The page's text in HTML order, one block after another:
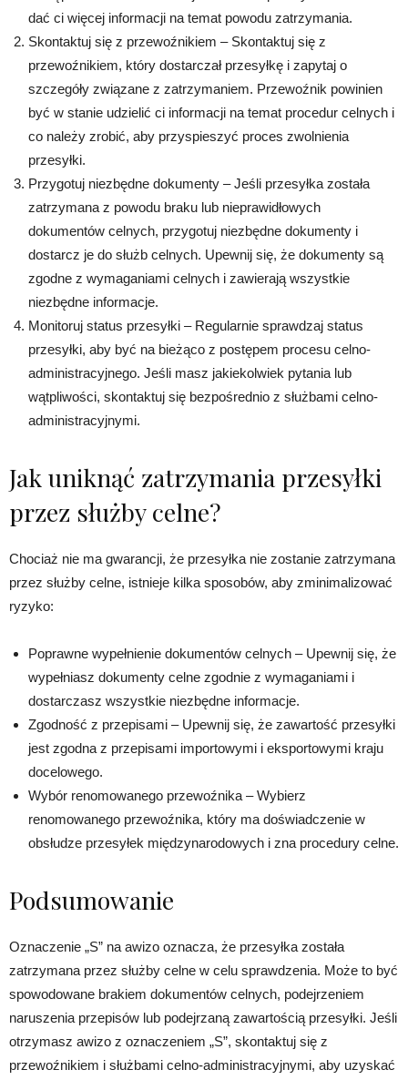
dać ci więcej informacji na temat powodu zatrzymania.
Skontaktuj się z przewoźnikiem – Skontaktuj się z
przewoźnikiem, który dostarczał przesyłkę i zapytaj o
szczegóły związane z zatrzymaniem. Przewoźnik powinien
być w stanie udzielić ci informacji na temat procedur celnych i
co należy zrobić, aby przyspieszyć proces zwolnienia
przesyłki.
Przygotuj niezbędne dokumenty – Jeśli przesyłka została
zatrzymana z powodu braku lub nieprawidłowych
dokumentów celnych, przygotuj niezbędne dokumenty i
dostarcz je do służb celnych. Upewnij się, że dokumenty są
zgodne z wymaganiami celnych i zawierają wszystkie
niezbędne informacje.
Monitoruj status przesyłki – Regularnie sprawdzaj status
przesyłki, aby być na bieżąco z postępem procesu celno-
administracyjnego. Jeśli masz jakiekolwiek pytania lub
wątpliwości, skontaktuj się bezpośrednio z służbami celno-
administracyjnymi.
Jak uniknąć zatrzymania przesyłki
przez służby celne?
Chociaż nie ma gwarancji, że przesyłka nie zostanie zatrzymana
przez służby celne, istnieje kilka sposobów, aby zminimalizować
ryzyko:
Poprawne wypełnienie dokumentów celnych – Upewnij się, że
wypełniasz dokumenty celne zgodnie z wymaganiami i
dostarczasz wszystkie niezbędne informacje.
Zgodność z przepisami – Upewnij się, że zawartość przesyłki
jest zgodna z przepisami importowymi i eksportowymi kraju
docelowego.
Wybór renomowanego przewoźnika – Wybierz
renomowanego przewoźnika, który ma doświadczenie w
obsłudze przesyłek międzynarodowych i zna procedury celne.
Podsumowanie
Oznaczenie „S” na awizo oznacza, że przesyłka została
zatrzymana przez służby celne w celu sprawdzenia. Może to być
spowodowane brakiem dokumentów celnych, podejrzeniem
naruszenia przepisów lub podejrzaną zawartością przesyłki. Jeśli
otrzymasz awizo z oznaczeniem „S”, skontaktuj się z
przewoźnikiem i służbami celno-administracyjnymi, aby uzyskać